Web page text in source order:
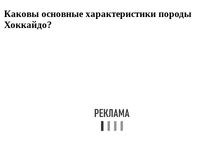
Каковы основные характеристики породы
Хоккайдо?